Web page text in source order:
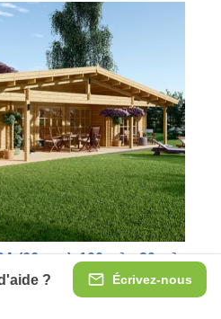
Écrivez-nous
?
(66 mm), 100 m² + 20 m²
en bois à trois